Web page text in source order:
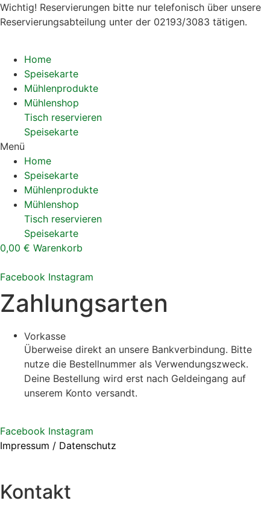
Wichtig! Reservierungen bitte nur telefonisch über unsere
Reservierungsabteilung unter der 02193/3083 tätigen.
Home
Speisekarte
Mühlenprodukte
Mühlenshop
Tisch reservieren
Speisekarte
Menü
Home
Speisekarte
Mühlenprodukte
Mühlenshop
Tisch reservieren
Speisekarte
0,00 € Warenkorb
Facebook Instagram
Zahlungsarten
Vorkasse
Überweise direkt an unsere Bankverbindung. Bitte
nutze die Bestellnummer als Verwendungszweck.
Deine Bestellung wird erst nach Geldeingang auf
unserem Konto versandt.
Facebook Instagram
Impressum / Datenschutz
Kontakt